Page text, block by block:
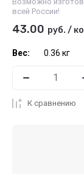
всей России!
43.00 руб. /
Вес: 0.36 кг
К сравнению